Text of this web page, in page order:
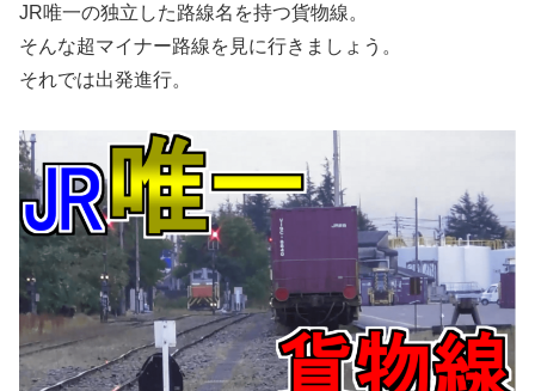
JR唯一の独立した路線名を持つ貨物線。
そんな超マイナー路線を見に行きましょう。
それでは出発進行。